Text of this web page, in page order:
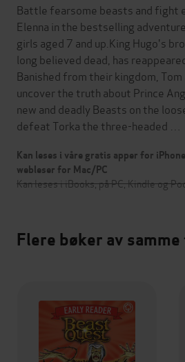
Battle fearsome beasts and fight
Elenna in the bestselling
girls aged 7 and up.King Hugo's
long believed dead, has
Banished from their kingdom, Tom
uncover the truth about Prince
new and deadly Beasts on the
defeat Torka the three-headed …
Kan leses i våre gratis apper for
webleser for Mac/PC
Kan leses i iBooks, på PC, Kindle og
Flere bøker av